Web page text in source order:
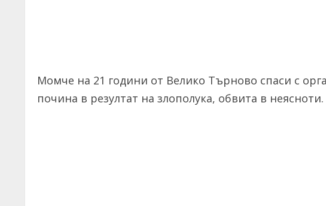
Момче на 21 години от Велико Търново спаси с
почина в резултат на злополука, обвита в